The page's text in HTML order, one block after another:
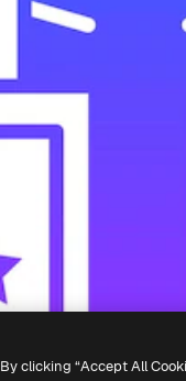
By clicking “Accept All